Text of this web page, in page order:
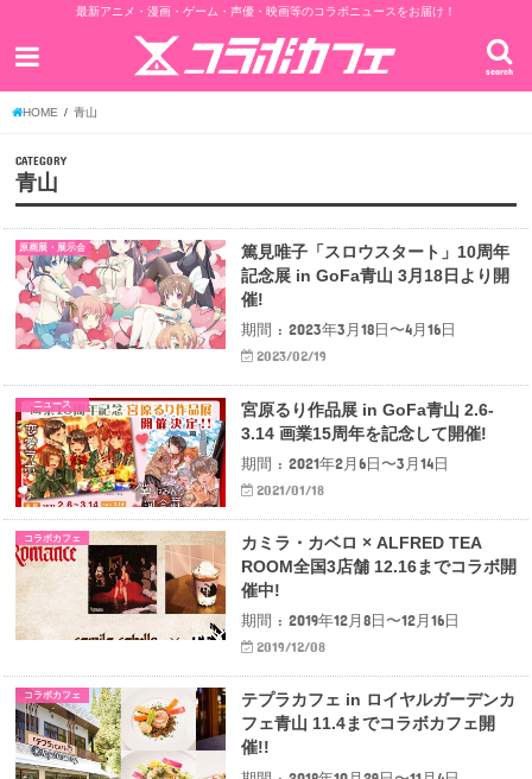
最新アニメ・漫画・ゲーム・声優・映画等のコラボニュースをお届け！
search
HOME 青山
CATEGORY
青山
原画展・展示会
篤見唯子「スロウスタート」10周年
記念展 in GoFa青山 3月18日より開
催!
期間 : 2023年3月18日〜4月16日
2023/02/19
ニュース
宮原るり作品展 in GoFa青山 2.6-
3.14 画業15周年を記念して開催!
期間 : 2021年2月6日〜3月14日
2021/01/18
コラボカフェ
カミラ・カベロ × ALFRED TEA
ROOM全国3店舗 12.16までコラボ開
催中!
期間 : 2019年12月8日〜12月16日
2019/12/08
コラボカフェ
テプラカフェ in ロイヤルガーデンカ
フェ青山 11.4までコラボカフェ開
催!!